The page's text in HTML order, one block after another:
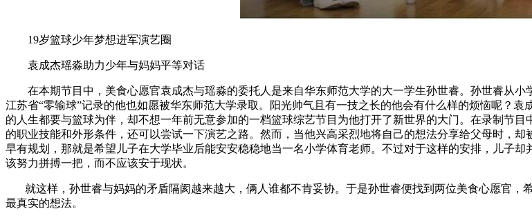
19岁篮球少年梦想进军演艺圈
袁成杰瑶淼助力少年与妈妈平等对话
在本期节目中，美食心愿官袁成杰与瑶淼的委托人是来自华东师范大学的大一学生孙世睿。孙世睿从小
江苏省“零输球”记录的他也如愿被华东师范大学录取。阳光帅气且有一技之长的他会有什么样的烦恼呢？
的人生都要与篮球为伴，却不想一年前无意参加的一档篮球综艺节目为他打开了新世界的大门。在录制节
的职业技能和外形条件，还可以尝试一下演艺之路。然而，当他兴高采烈地将自己的想法分享给父母时，
早有规划，那就是希望儿子在大学毕业后能安安稳稳地当一名小学体育老师。不过对于这样的安排，儿子
该努力拼搏一把，而不应该安于现状。
就这样，孙世睿与妈妈的矛盾隔阂越来越大，俩人谁都不肯妥协。于是孙世睿便找到两位美食心愿官，
最真实的想法。